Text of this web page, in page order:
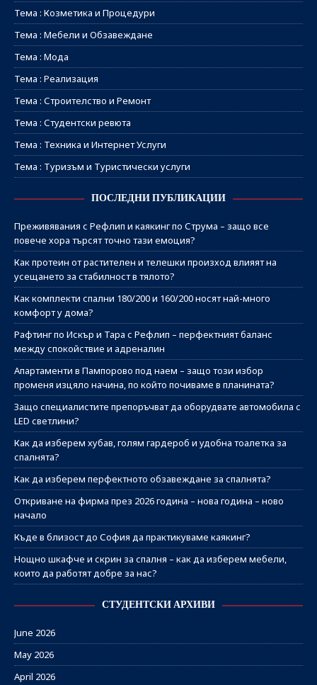
Тема : Козметика и Процедури
Тема : Мебели и Обзавеждане
Тема : Мода
Тема : Реализация
Тема : Строителство и Ремонт
Тема : Студентски ревюта
Тема : Техника и Интернет Услуги
Тема : Туризъм и Туристически услуги
ПОСЛЕДНИ ПУБЛИКАЦИИ
Преживявания с Рефлип и каякинг по Струма – защо все
повече хора търсят точно тази емоция?
Как протеин от растителен и телешки произход влияят на
усещането за стабилност в тялото?
Как комплекти спални 180/200 и 160/200 носят най-много
комфорт у дома?
Рафтинг по Искър и Тара с Рефлип – перфектният баланс
между спокойствие и адреналин
Апартаменти в Пампорово под наем – защо този избор
променя изцяло начина, по който почиваме в планината?
Защо специалистите препоръчват да оборудвате автомобила с
LED светлини?
Как да изберем хубав, голям гардероб и удобна тоалетка за
спалнята?
Как да изберем перфектното обзавеждане за спалнята?
Откриване на фирма през 2026 година – нова година – ново
начало
Къде в близост до София да практикуваме каякинг?
Нощно шкафче и скрин за спалня – как да изберем мебели,
които да работят добре за нас?
СТУДЕНТСКИ АРХИВИ
June 2026
May 2026
April 2026